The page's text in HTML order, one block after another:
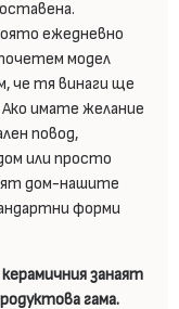
ежедневно
модел
че тя винаги ще
имате желание
повод,
или просто
дом-нашите
форми
занаят
гама.